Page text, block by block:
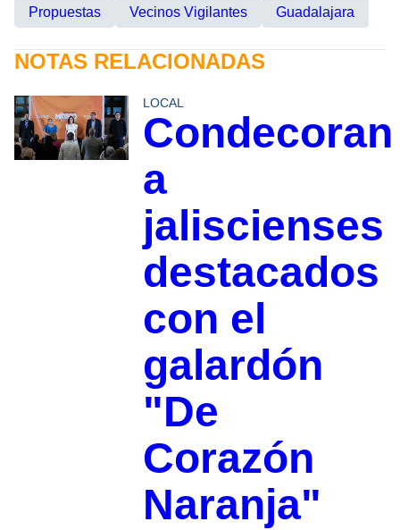
Propuestas Vecinos Vigilantes Guadalajara
NOTAS RELACIONADAS
LOCAL
Condecoran
a
jaliscienses
destacados
con el
galardón
"De
Corazón
Naranja"